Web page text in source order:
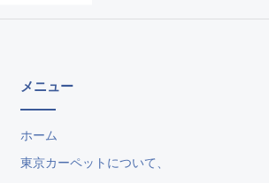
メニュー
ホーム
東京カーペットについて、